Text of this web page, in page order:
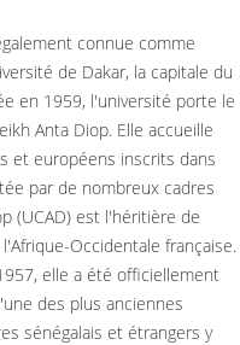
connue comme
de Dakar, la capitale du
en 1959, l'université porte le
Anta Diop. Elle accueille
et européens inscrits dans
par de nombreux cadres
(UCAD) est l'héritière de
Occidentale française.
elle a été officiellement
des plus anciennes
sénégalais et étrangers y